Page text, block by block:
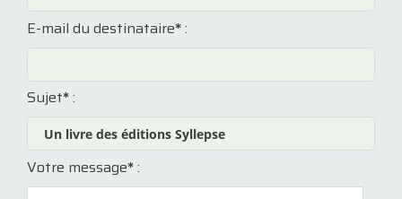
E-mail du destinataire*:
Sujet*:
Votre message*: